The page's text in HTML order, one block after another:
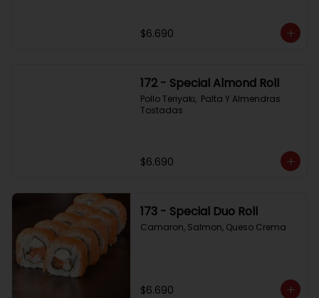
$6.690
172 - Special Almond Roll
Pollo Teriyaki,  Palta Y Almendras
Tostadas
$6.690
173 - Special Duo Roll
Camaron, Salmon, Queso Crema
$6.690